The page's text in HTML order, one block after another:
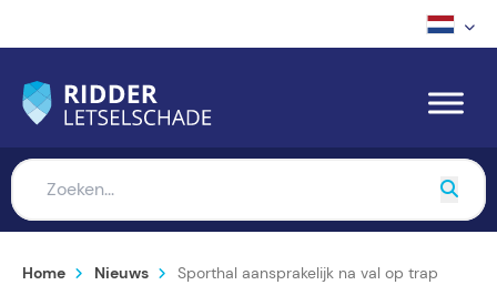
Home Nieuws
Sporthal aansprakelijk na val op trap